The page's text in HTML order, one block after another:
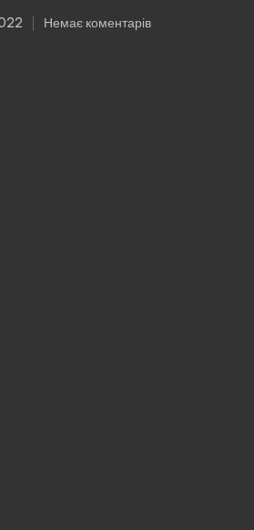
Немає коментарів